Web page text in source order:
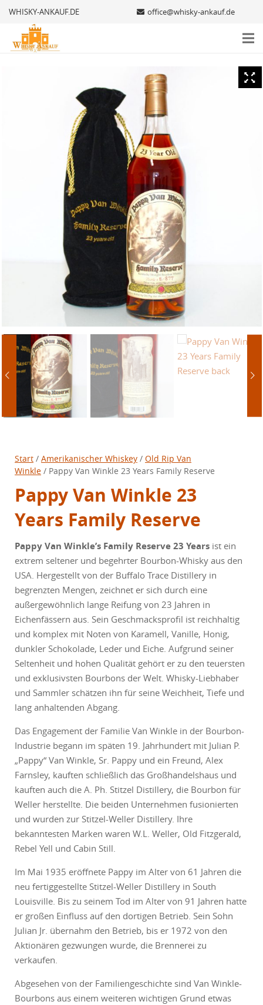
WHISKY-ANKAUF.DE office@whisky-ankauf.de
Start / Amerikanischer Whiskey / Old Rip Van
Winkle / Pappy Van Winkle 23 Years Family Reserve
Pappy Van Winkle 23
Years Family Reserve
Pappy Van Winkle’s Family Reserve 23 Years ist ein
extrem seltener und begehrter Bourbon-Whisky aus den
USA. Hergestellt von der Buffalo Trace Distillery in
begrenzten Mengen, zeichnet er sich durch eine
außergewöhnlich lange Reifung von 23 Jahren in
Eichenfässern aus. Sein Geschmacksprofil ist reichhaltig
und komplex mit Noten von Karamell, Vanille, Honig,
dunkler Schokolade, Leder und Eiche. Aufgrund seiner
Seltenheit und hohen Qualität gehört er zu den teuersten
und exklusivsten Bourbons der Welt. Whisky-Liebhaber
und Sammler schätzen ihn für seine Weichheit, Tiefe und
lang anhaltenden Abgang.
Das Engagement der Familie Van Winkle in der Bourbon-
Industrie begann im späten 19. Jahrhundert mit Julian P.
„Pappy“ Van Winkle, Sr. Pappy und ein Freund, Alex
Farnsley, kauften schließlich das Großhandelshaus und
kauften auch die A. Ph. Stitzel Distillery, die Bourbon für
Weller herstellte. Die beiden Unternehmen fusionierten
und wurden zur Stitzel-Weller Distillery. Ihre
bekanntesten Marken waren W.L. Weller, Old Fitzgerald,
Rebel Yell und Cabin Still.
Im Mai 1935 eröffnete Pappy im Alter von 61 Jahren die
neu fertiggestellte Stitzel-Weller Distillery in South
Louisville. Bis zu seinem Tod im Alter von 91 Jahren hatte
er großen Einfluss auf den dortigen Betrieb. Sein Sohn
Julian Jr. übernahm den Betrieb, bis er 1972 von den
Aktionären gezwungen wurde, die Brennerei zu
verkaufen.
Abgesehen von der Familiengeschichte sind Van Winkle-
Bourbons aus einem weiteren wichtigen Grund etwas